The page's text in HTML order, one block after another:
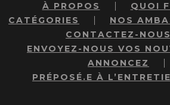
À PROPOS
QUOI
CATÉGORIES
NOS
CONTACTEZ-NOUS
ENVOYEZ-NOUS VOS
ANNONCEZ
PRÉPOSÉ.E À